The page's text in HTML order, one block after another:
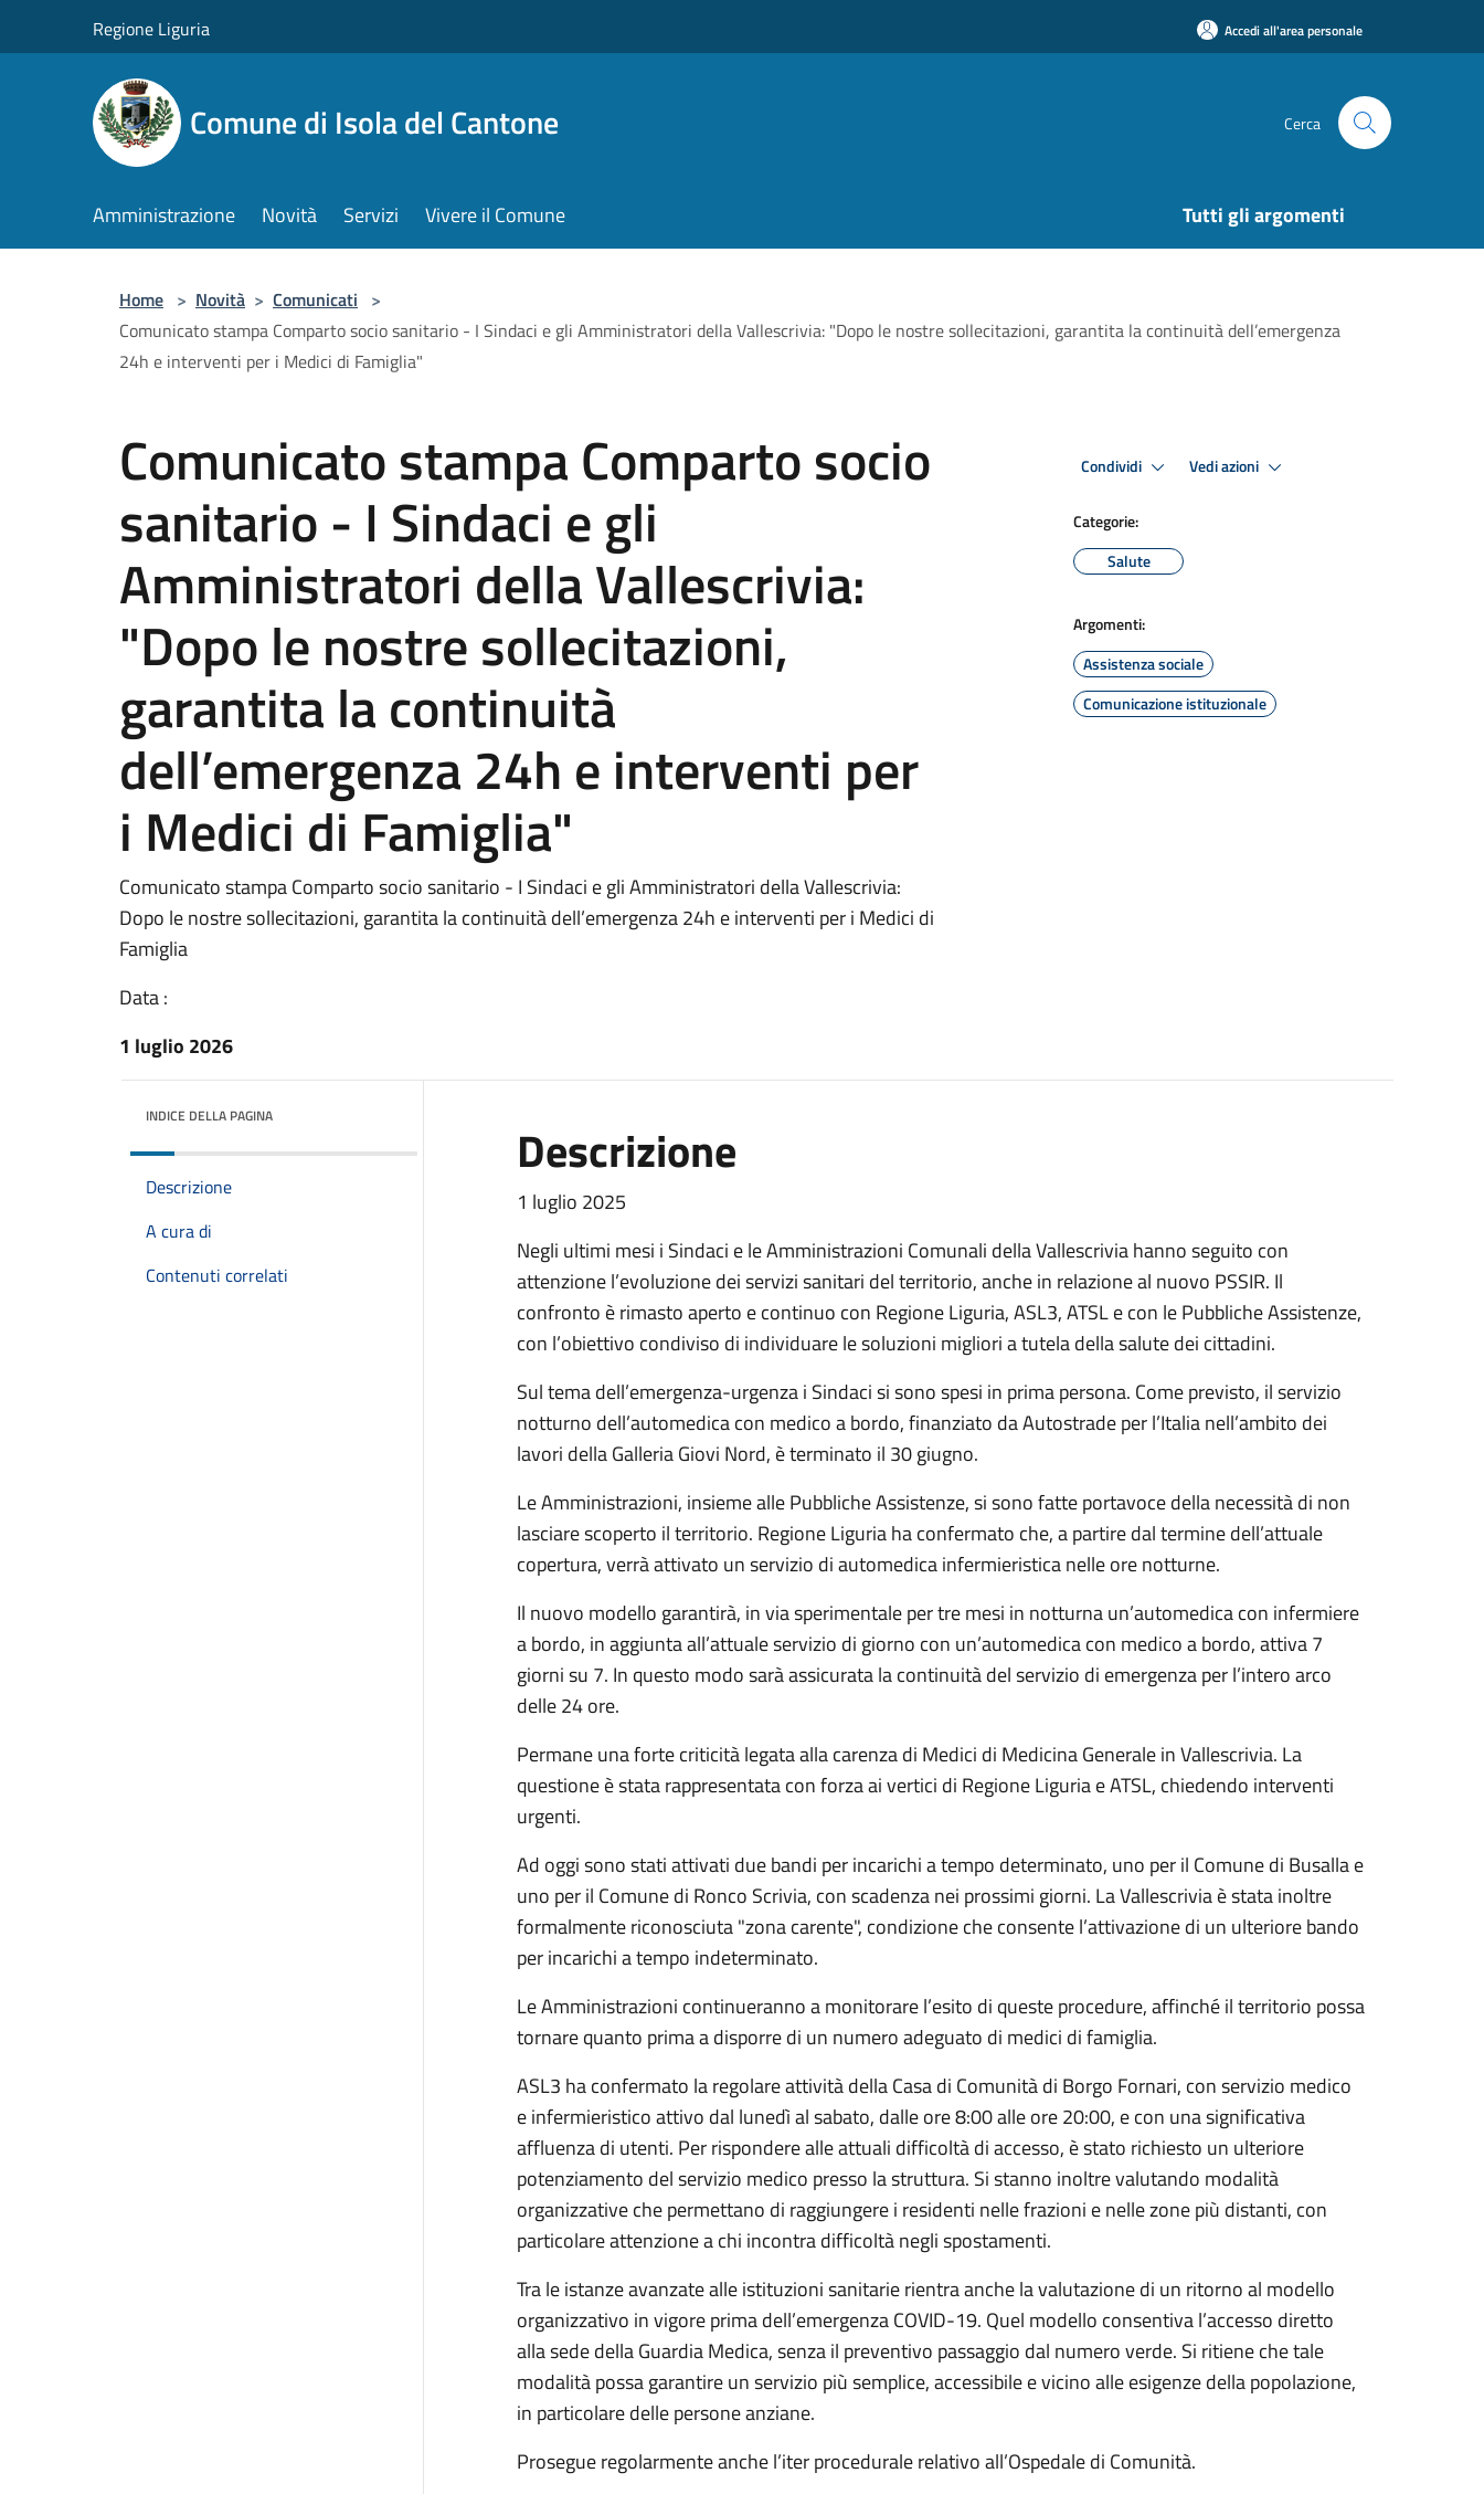
Regione Liguria Accedi all'area personale
Comune di Isola del Cantone Cerca
Amministrazione Novità Servizi Vivere il Comune Tutti gli argomenti
Home > Novità > Comunicati >
Comunicato stampa Comparto socio sanitario - I Sindaci e gli Amministratori della Vallescrivia: "Dopo le nostre sollecitazioni, garantita la continuità dell’emergenza
24h e interventi per i Medici di Famiglia"
Comunicato stampa Comparto socio
sanitario - I Sindaci e gli
Amministratori della Vallescrivia:
"Dopo le nostre sollecitazioni,
garantita la continuità
dell’emergenza 24h e interventi per
i Medici di Famiglia"
Comunicato stampa Comparto socio sanitario - I Sindaci e gli Amministratori della Vallescrivia:
Dopo le nostre sollecitazioni, garantita la continuità dell’emergenza 24h e interventi per i Medici di
Famiglia
Data :
1 luglio 2026
Condividi Vedi azioni
Categorie:
Salute
Argomenti:
Assistenza sociale
Comunicazione istituzionale
INDICE DELLA PAGINA
Descrizione
A cura di
Contenuti correlati
Descrizione
1 luglio 2025
Negli ultimi mesi i Sindaci e le Amministrazioni Comunali della Vallescrivia hanno seguito con
attenzione l’evoluzione dei servizi sanitari del territorio, anche in relazione al nuovo PSSIR. Il
confronto è rimasto aperto e continuo con Regione Liguria, ASL3, ATSL e con le Pubbliche Assistenze,
con l’obiettivo condiviso di individuare le soluzioni migliori a tutela della salute dei cittadini.
Sul tema dell’emergenza-urgenza i Sindaci si sono spesi in prima persona. Come previsto, il servizio
notturno dell’automedica con medico a bordo, finanziato da Autostrade per l’Italia nell’ambito dei
lavori della Galleria Giovi Nord, è terminato il 30 giugno.
Le Amministrazioni, insieme alle Pubbliche Assistenze, si sono fatte portavoce della necessità di non
lasciare scoperto il territorio. Regione Liguria ha confermato che, a partire dal termine dell’attuale
copertura, verrà attivato un servizio di automedica infermieristica nelle ore notturne.
Il nuovo modello garantirà, in via sperimentale per tre mesi in notturna un’automedica con infermiere
a bordo, in aggiunta all’attuale servizio di giorno con un’automedica con medico a bordo, attiva 7
giorni su 7. In questo modo sarà assicurata la continuità del servizio di emergenza per l’intero arco
delle 24 ore.
Permane una forte criticità legata alla carenza di Medici di Medicina Generale in Vallescrivia. La
questione è stata rappresentata con forza ai vertici di Regione Liguria e ATSL, chiedendo interventi
urgenti.
Ad oggi sono stati attivati due bandi per incarichi a tempo determinato, uno per il Comune di Busalla e
uno per il Comune di Ronco Scrivia, con scadenza nei prossimi giorni. La Vallescrivia è stata inoltre
formalmente riconosciuta "zona carente", condizione che consente l’attivazione di un ulteriore bando
per incarichi a tempo indeterminato.
Le Amministrazioni continueranno a monitorare l’esito di queste procedure, affinché il territorio possa
tornare quanto prima a disporre di un numero adeguato di medici di famiglia.
ASL3 ha confermato la regolare attività della Casa di Comunità di Borgo Fornari, con servizio medico
e infermieristico attivo dal lunedì al sabato, dalle ore 8:00 alle ore 20:00, e con una significativa
affluenza di utenti. Per rispondere alle attuali difficoltà di accesso, è stato richiesto un ulteriore
potenziamento del servizio medico presso la struttura. Si stanno inoltre valutando modalità
organizzative che permettano di raggiungere i residenti nelle frazioni e nelle zone più distanti, con
particolare attenzione a chi incontra difficoltà negli spostamenti.
Tra le istanze avanzate alle istituzioni sanitarie rientra anche la valutazione di un ritorno al modello
organizzativo in vigore prima dell’emergenza COVID-19. Quel modello consentiva l’accesso diretto
alla sede della Guardia Medica, senza il preventivo passaggio dal numero verde. Si ritiene che tale
modalità possa garantire un servizio più semplice, accessibile e vicino alle esigenze della popolazione,
in particolare delle persone anziane.
Prosegue regolarmente anche l’iter procedurale relativo all’Ospedale di Comunità.